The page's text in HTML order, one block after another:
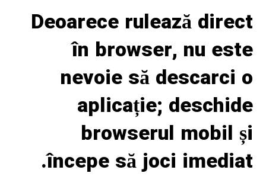
Deoarece rulează direct
în browser, nu este
nevoie să descarci o
aplicație; deschide
browserul mobil și
începe să joci imediat.